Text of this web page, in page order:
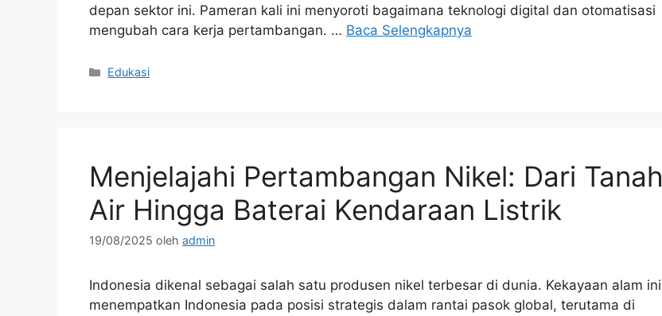
depan sektor ini. Pameran kali ini menyoroti bagaimana teknologi digital dan otomatisasi
mengubah cara kerja pertambangan. … Baca Selengkapnya
Kategori
Edukasi
Menjelajahi Pertambangan Nikel: Dari Tanah
Air Hingga Baterai Kendaraan Listrik
19/08/2025 oleh admin
Indonesia dikenal sebagai salah satu produsen nikel terbesar di dunia. Kekayaan alam ini
menempatkan Indonesia pada posisi strategis dalam rantai pasok global, terutama di